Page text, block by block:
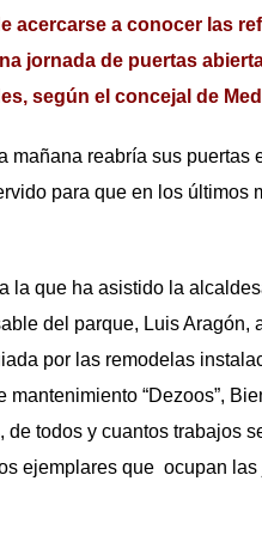
acercarse a conocer las
jornada de puertas
según el concejal de
reabría sus puertas
para que en los últimos
ha asistido la
del parque, Luis Aragón,
por las remodelas
mantenimiento “Dezoos”,
de todos y cuantos trabajos
ejemplares que ocupan las